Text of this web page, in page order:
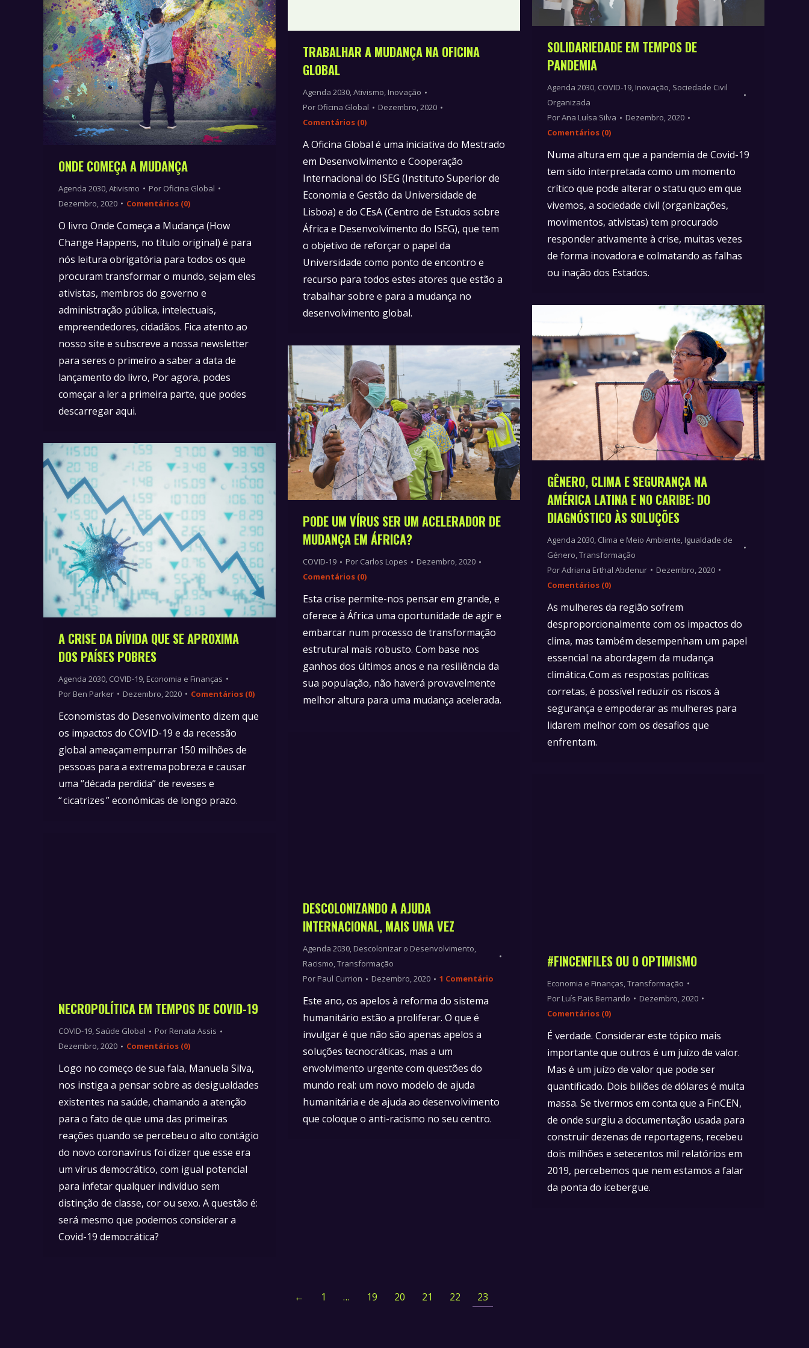
ONDE COMEÇA A MUDANÇA
Agenda 2030,Ativismo Por Oficina Global
Dezembro, 2020
Comentários (0)
O livro Onde Começa a Mudança (How
Change Happens, no título original) é para
nós leitura obrigatória para todos os que
procuram transformar o mundo, sejam eles
ativistas, membros do governo e
administração pública, intelectuais,
empreendedores, cidadãos. Fica atento ao
nosso site e subscreve a nossa newsletter
para seres o primeiro a saber a data de
lançamento do livro, Por agora, podes
começar a ler a primeira parte, que podes
descarregar aqui.
TRABALHAR A MUDANÇA NA OFICINA
GLOBAL
Agenda 2030,Ativismo, Inovação
Por Oficina Global
Dezembro, 2020
Comentários (0)
A Oficina Global é uma iniciativa do Mestrado
em Desenvolvimento e Cooperação
Internacional do ISEG (Instituto Superior de
Economia e Gestão da Universidade de
Lisboa) e do CEsA (Centro de Estudos sobre
África e Desenvolvimento do ISEG), que tem
o objetivo de reforçar o papel da
Universidade como ponto de encontro e
recurso para todos estes atores que estão a
trabalhar sobre e para a mudança no
desenvolvimento global.
SOLIDARIEDADE EM TEMPOS DE
PANDEMIA
Agenda 2030, COVID-19, Inovação, Sociedade Civil
Organizada
PorAna Luísa Silva
Dezembro, 2020
Comentários (0)
Numa altura em que a pandemia de Covid-19
tem sido interpretada como um momento
crítico que pode alterar o statu quo em que
vivemos, a sociedade civil (organizações,
movimentos, ativistas) tem procurado
responder ativamente à crise, muitas vezes
de forma inovadora e colmatando as falhas
ou inação dos Estados.
GÊNERO, CLIMA E SEGURANÇA NA
AMÉRICA LATINA E NO CARIBE: DO
DIAGNÓSTICO ÀS SOLUÇÕES
Agenda 2030, Clima e Meio Ambiente, Igualdade de
Género,Transformação
PorAdriana Erthal Abdenur
Dezembro, 2020
Comentários (0)
As mulheres da região sofrem
desproporcionalmente com os impactos do
clima, mas também desempenham um papel
essencial na abordagem da mudança
climática. Com as respostas políticas
corretas, é possível reduzir os riscos à
segurança e empoderar as mulheres para
lidarem melhor com os desafios que
enfrentam.
PODE UM VÍRUS SER UM ACELERADOR DE
MUDANÇA EM ÁFRICA?
COVID-19 Por Carlos Lopes
Dezembro, 2020
Comentários (0)
Esta crise permite-nos pensar em grande, e
oferece à África uma oportunidade de agir e
embarcar num processo de transformação
estrutural mais robusto. Com base nos
ganhos dos últimos anos e na resiliência da
sua população, não haverá provavelmente
melhor altura para uma mudança acelerada.
A CRISE DA DÍVIDA QUE SE APROXIMA
DOS PAÍSES POBRES
Agenda 2030, COVID-19, Economia e Finanças
Por Ben Parker Dezembro, 2020 Comentários (0)
Economistas do Desenvolvimento dizem que
os impactos do COVID-19 e da recessão
global ameaçam empurrar 150 milhões de
pessoas para a extrema pobreza e causar
uma “década perdida” de reveses e
“ cicatrizes ” económicas de longo prazo.
DESCOLONIZANDO A AJUDA
INTERNACIONAL, MAIS UMA VEZ
Agenda 2030, Descolonizar o Desenvolvimento,
Racismo,Transformação
Por Paul Currion Dezembro, 2020 1 Comentário
Este ano, os apelos à reforma do sistema
humanitário estão a proliferar. O que é
invulgar é que não são apenas apelos a
soluções tecnocráticas, mas a um
envolvimento urgente com questões do
mundo real: um novo modelo de ajuda
humanitária e de ajuda ao desenvolvimento
que coloque o anti-racismo no seu centro.
#FINCENFILES OU O OPTIMISMO
Economia e Finanças Transformação
Por Luís Pais Bernardo
Dezembro, 2020
Comentários (0)
É verdade. Considerar este tópico mais
importante que outros é um juízo de valor.
Mas é um juízo de valor que pode ser
quantificado. Dois biliões de dólares é muita
massa. Se tivermos em conta que a FinCEN,
de onde surgiu a documentação usada para
construir dezenas de reportagens, recebeu
dois milhões e setecentos mil relatórios em
2019, percebemos que nem estamos a falar
da ponta do icebergue.
NECROPOLÍTICA EM TEMPOS DE COVID-19
COVID-19, Saúde Global Por Renata Assis
Dezembro, 2020
Comentários (0)
Logo no começo de sua fala, Manuela Silva,
nos instiga a pensar sobre as desigualdades
existentes na saúde, chamando a atenção
para o fato de que uma das primeiras
reações quando se percebeu o alto contágio
do novo coronavírus foi dizer que esse era
um vírus democrático, com igual potencial
para infetar qualquer indivíduo sem
distinção de classe, cor ou sexo. A questão é:
será mesmo que podemos considerar a
Covid-19 democrática?
← 1 … 19 20 21 22 23